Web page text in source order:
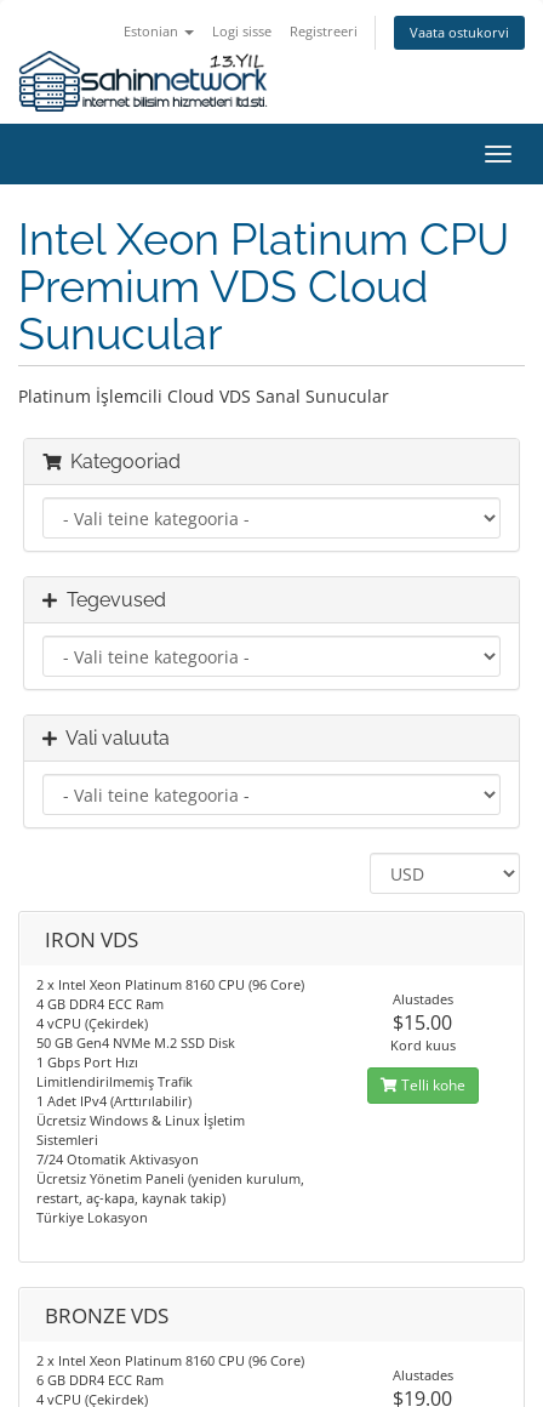
Estonian Logi sisse Registreeri Vaata ostukorvi
Intel Xeon Platinum CPU
Premium VDS Cloud
Sunucular
Platinum İşlemcili Cloud VDS Sanal Sunucular
Kategooriad
Tegevused
Vali valuuta
IRON VDS
2 x Intel Xeon Platinum 8160 CPU (96 Core)
4 GB DDR4 ECC Ram
4 vCPU (Çekirdek)
50 GB Gen4 NVMe M.2 SSD Disk
1 Gbps Port Hızı
Limitlendirilmemiş Trafik
1 Adet IPv4 (Arttırılabilir)
Ücretsiz Windows & Linux İşletim
Sistemleri
7/24 Otomatik Aktivasyon
Ücretsiz Yönetim Paneli (yeniden kurulum,
restart, aç-kapa, kaynak takip)
Türkiye Lokasyon
Alustades
$15.00
Kord kuus
Telli kohe
BRONZE VDS
2 x Intel Xeon Platinum 8160 CPU (96 Core)
6 GB DDR4 ECC Ram
4 vCPU (Çekirdek)
Alustades
$19.00